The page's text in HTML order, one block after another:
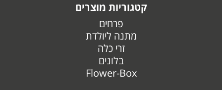
קטגוריות מוצרים
פרחים
מתנה ליולדת
זרי כלה
בלונים
Flower-Box